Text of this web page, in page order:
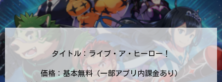
タイトル：ライブ・ア・ヒーロー！
価格：基本無料（一部アプリ内課金あり）